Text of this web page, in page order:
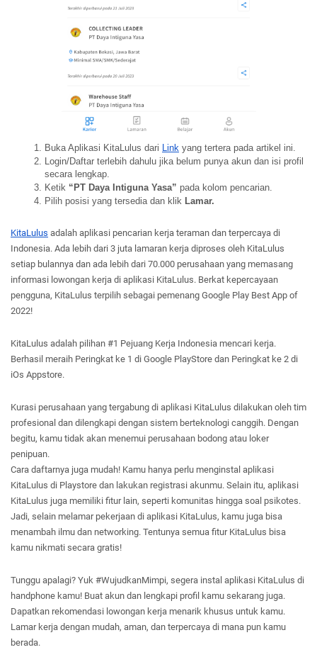
Buka Aplikasi KitaLulus dari Link yang tertera pada artikel ini.
Login/Daftar terlebih dahulu jika belum punya akun dan isi profil
secara lengkap.
Ketik “PT Daya Intiguna Yasa” pada kolom pencarian.
Pilih posisi yang tersedia dan klik Lamar.
KitaLulus adalah aplikasi pencarian kerja teraman dan terpercaya di
Indonesia. Ada lebih dari 3 juta lamaran kerja diproses oleh KitaLulus
setiap bulannya dan ada lebih dari 70.000 perusahaan yang memasang
informasi lowongan kerja di aplikasi KitaLulus. Berkat kepercayaan
pengguna, KitaLulus terpilih sebagai pemenang Google Play Best App of
2022!
KitaLulus adalah pilihan #1 Pejuang Kerja Indonesia mencari kerja.
Berhasil meraih Peringkat ke 1 di Google PlayStore dan Peringkat ke 2 di
iOs Appstore.
Kurasi perusahaan yang tergabung di aplikasi KitaLulus dilakukan oleh tim
profesional dan dilengkapi dengan sistem berteknologi canggih. Dengan
begitu, kamu tidak akan menemui perusahaan bodong atau loker
penipuan.
Cara daftarnya juga mudah! Kamu hanya perlu menginstal aplikasi
KitaLulus di Playstore dan lakukan registrasi akunmu. Selain itu, aplikasi
KitaLulus juga memiliki fitur lain, seperti komunitas hingga soal psikotes.
Jadi, selain melamar pekerjaan di aplikasi KitaLulus, kamu juga bisa
menambah ilmu dan networking. Tentunya semua fitur KitaLulus bisa
kamu nikmati secara gratis!
Tunggu apalagi? Yuk #WujudkanMimpi, segera instal aplikasi KitaLulus di
handphone kamu! Buat akun dan lengkapi profil kamu sekarang juga.
Dapatkan rekomendasi lowongan kerja menarik khusus untuk kamu.
Lamar kerja dengan mudah, aman, dan terpercaya di mana pun kamu
berada.